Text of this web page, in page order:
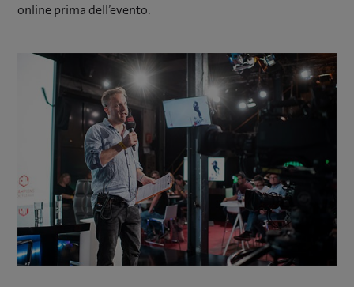
online prima dell’evento.